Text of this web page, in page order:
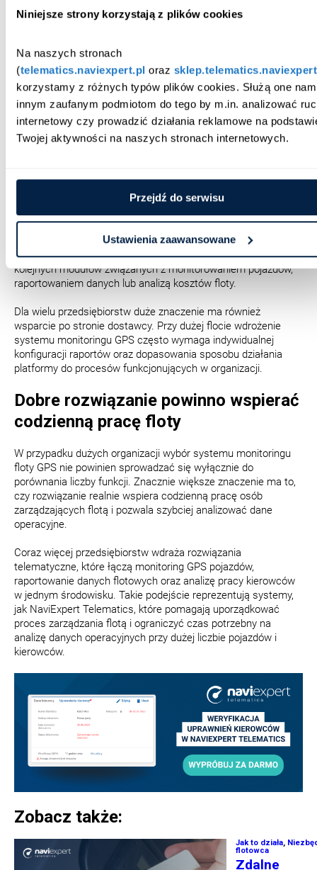
Niniejsze strony korzystają z plików cookies
Na naszych stronach
(telematics.naviexpert.pl oraz
korzystamy z różnych typów plików cookies. Służą one
innym zaufanym podmiotom do tego by m.in. analizować
internetowy czy prowadzić działania reklamowe na
Twojej aktywności na naszych stronach internetowych.
Przejdź do serwisu
Ustawienia zaawansowane
planowanie tras i dostaw,
analizę opóźnień.
Dla wielu firm inwestycja w monitoring GPS dla floty staje się
więc elementem szerszego procesu związanego z organizacją
transportu i kontrolą kosztów operacyjnych.
Wdrożenie powinno uwzględniać
Przy wyborze rozwiązania warto patrzeć nie tylko na obecną
wielkość floty, ale również na jej rozwój w kolejnych latach.
Dotyczy to zarówno wydajności samego oprogramowania, jak i
możliwości rozbudowy funkcjonalności czy dodawania
kolejnych modułów związanych z monitorowaniem pojazdów,
raportowaniem danych lub analizą kosztów floty.
Dla wielu przedsiębiorstw duże znaczenie ma również
wsparcie po stronie dostawcy. Przy dużej flocie wdrożenie
systemu monitoringu GPS często wymaga indywidualnej
konfiguracji raportów oraz dopasowania sposobu działania
platformy do procesów funkcjonujących w organizacji.
Dobre rozwiązanie powinno wspierać
codzienną pracę floty
W przypadku dużych organizacji wybór systemu monitoringu
floty GPS nie powinien sprowadzać się wyłącznie do
porównania liczby funkcji. Znacznie większe znaczenie ma to,
czy rozwiązanie realnie wspiera codzienną pracę osób
zarządzających flotą i pozwala szybciej analizować dane
operacyjne.
Coraz więcej przedsiębiorstw wdraża rozwiązania
telematyczne, które łączą monitoring GPS pojazdów,
raportowanie danych flotowych oraz analizę pracy kierowców
w jednym środowisku. Takie podejście reprezentują systemy,
jak NaviExpert Telematics, które pomagają uporządkować
proces zarządzania flotą i ograniczyć czas potrzebny na
analizę danych operacyjnych przy dużej liczbie pojazdów i
kierowców.
Zobacz także: